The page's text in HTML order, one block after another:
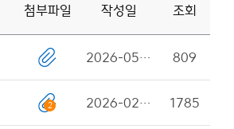
첨부파일 작성일 조회
2026-05-18 809
2 2026-02-24 1785